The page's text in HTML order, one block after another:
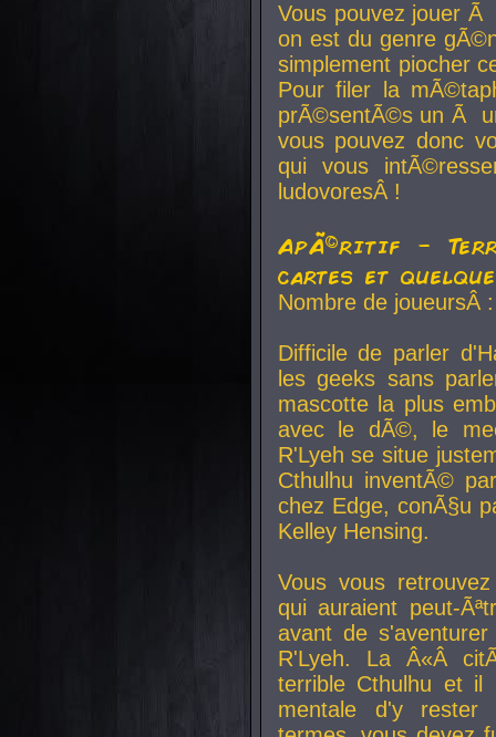
Vous pouvez jouer
on est du genre
simplement piocher
Pour filer la
prÃ©sentÃ©s un Ã
vous pouvez donc
qui vous
ludovoresÂ !
ApÃ©ritif -
cartes et
Nombre de
Difficile de parler
les geeks sans
mascotte la plus
avec le dÃ©, le
R'Lyeh se situe
Cthulhu inventÃ©
chez Edge, conÃ§u
Kelley Hensing.
Vous vous
qui auraient peut-
avant de
R'Lyeh. La Â«Â
terrible Cthulhu et
mentale d'y rester